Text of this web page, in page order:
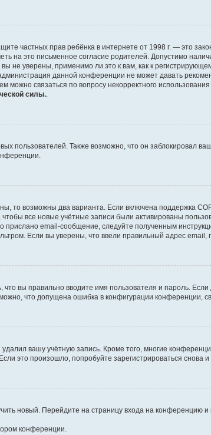
частных прав ребёнка в интернете от 1998 г. — это
на это письменное согласие родителей. Допустимо
не уверены, применимо ли это к вам, как к
данной конференции не может давать
можно связаться по вопросу некорректного
силы.
пользователей. Также возможно, что он заблокировал
то возможны два варианта. Если включена поддержка
все новые учётные записи были активированы
email-сообщение, следуйте полученным
Если вы уверены, что ввели правильный адрес email,
вы правильно вводите имя пользователя и пароль.
что допущена ошибка в конфигурации конференции,
вашу учётную запись. Кроме того, многие
произошло, попробуйте зарегистрироваться снова и
новый. Перейдите на страницу входа на конференцию
конференции.